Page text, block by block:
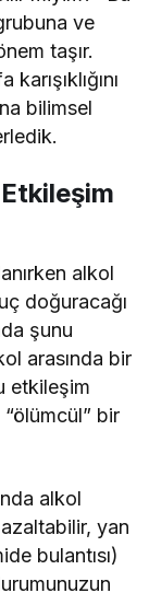
ve
taşır.
bilimsel
alkol
doğuracağı
şunu
arasında bir
etkileşim
bir
alkol
yan
bulantısı)